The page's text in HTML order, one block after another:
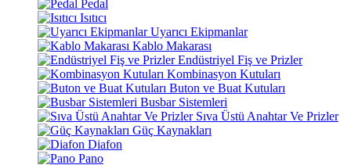
Pedal
Isıtıcı
Uyarıcı Ekipmanlar
Kablo Makarası
Endüstriyel Fiş ve Prizler
Kombinasyon Kutuları
Buton ve Buat Kutuları
Busbar Sistemleri
Sıva Üstü Anahtar Ve Prizler
Güç Kaynakları
Diafon
Pano